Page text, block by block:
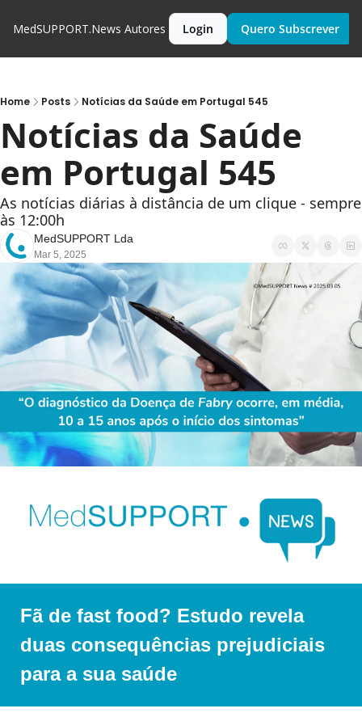
MedSUPPORT.News Autores Login Quero Subscrever
Home Posts Notícias da Saúde em Portugal 545
Notícias da Saúde
em Portugal 545
As notícias diárias à distância de um clique - sempre
às 12:00h
MedSUPPORT Lda
Mar 5, 2025
Fã de fast food? Estudo revela
duas consequências prejudiciais
para a sua saúde